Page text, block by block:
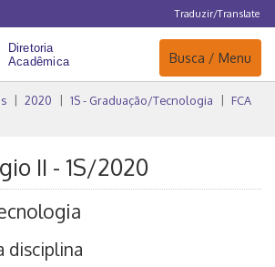
Traduzir/Translate
Navegação
Busca / Menu
2020 1S - Graduação/Tecnologia
FCA
II - 1S/2020
disciplina